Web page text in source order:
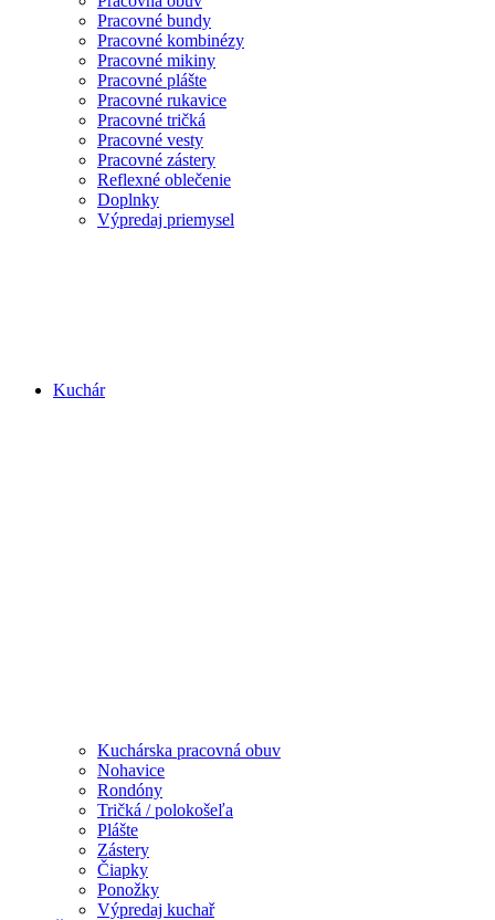
Pracovné bundy
Pracovné kombinézy
Pracovné mikiny
Pracovné plášte
Pracovné rukavice
Pracovné tričká
Pracovné vesty
Pracovné zástery
Reflexné oblečenie
Doplnky
Výpredaj priemysel
Kuchár
Kuchárska pracovná obuv
Nohavice
Rondóny
Tričká / polokošeľa
Plášte
Zástery
Čiapky
Ponožky
Výpredaj kuchař